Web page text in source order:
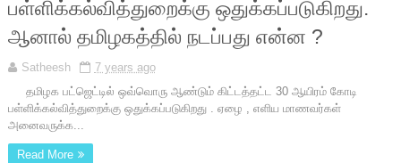
பள்ளிக்கல்வித்துறைக்கு ஒதுக்கப்படுகிறது.
ஆனால் தமிழகத்தில் நடப்பது என்ன ?
Satheesh
7 years ago
தமிழக பட்ஜெட்டில் ஒவ்வொரு ஆண்டும் கிட்டத்தட்ட 30 ஆயிரம் கோடி
பள்ளிக்கல்வித்துறைக்கு ஒதுக்கப்படுகிறது . ஏழை , எளிய மாணவர்கள்
அனைவருக்க...
Read More